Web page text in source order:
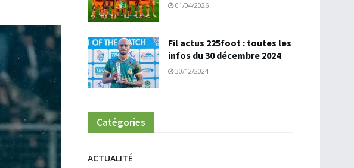
01/04/2026
Fil actus 225foot : toutes les
infos du 30 décembre 2024
30/12/2024
Catégories
ACTUALITÉ